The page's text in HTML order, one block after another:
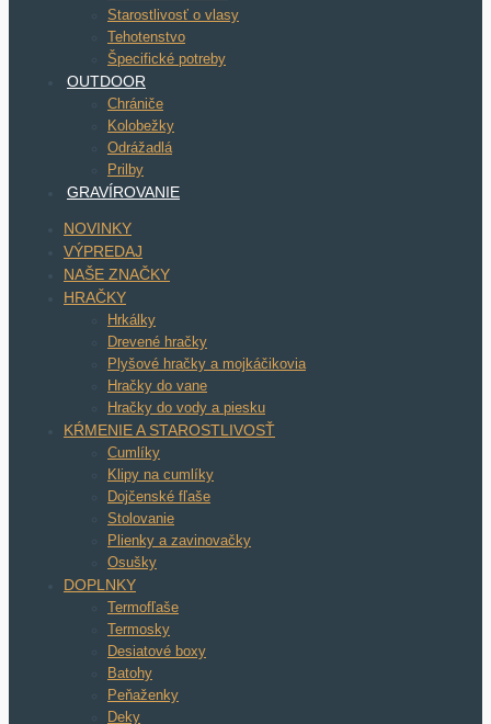
Starostlivosť o vlasy
Tehotenstvo
Špecifické potreby
OUTDOOR
Chrániče
Kolobežky
Odrážadlá
Prilby
GRAVÍROVANIE
NOVINKY
VÝPREDAJ
NAŠE ZNAČKY
HRAČKY
Hrkálky
Drevené hračky
Plyšové hračky a mojkáčikovia
Hračky do vane
Hračky do vody a piesku
KŔMENIE A STAROSTLIVOSŤ
Cumlíky
Klipy na cumlíky
Dojčenské fľaše
Stolovanie
Plienky a zavinovačky
Osušky
DOPLNKY
Termofľaše
Termosky
Desiatové boxy
Batohy
Peňaženky
Deky